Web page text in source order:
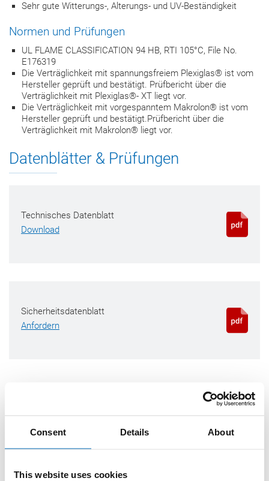
Consent Details About
This website uses cookies
Sehr gute Witterungs-, Alterungs- und UV-Beständigkeit
Normen und Prüfungen
UL FLAME CLASSIFICATION 94 HB, RTI 105°C, File No.
E176319
Die Verträglichkeit mit spannungsfreiem Plexiglas® ist vom
Hersteller geprüft und bestätigt. Prüfbericht über die
Verträglichkeit mit Plexiglas®- XT liegt vor.
Die Verträglichkeit mit vorgespanntem Makrolon® ist vom
Hersteller geprüft und bestätigt.Prüfbericht über die
Verträglichkeit mit Makrolon® liegt vor.
Datenblätter & Prüfungen
Technisches Datenblatt
Download
Sicherheitsdatenblatt
Anfordern